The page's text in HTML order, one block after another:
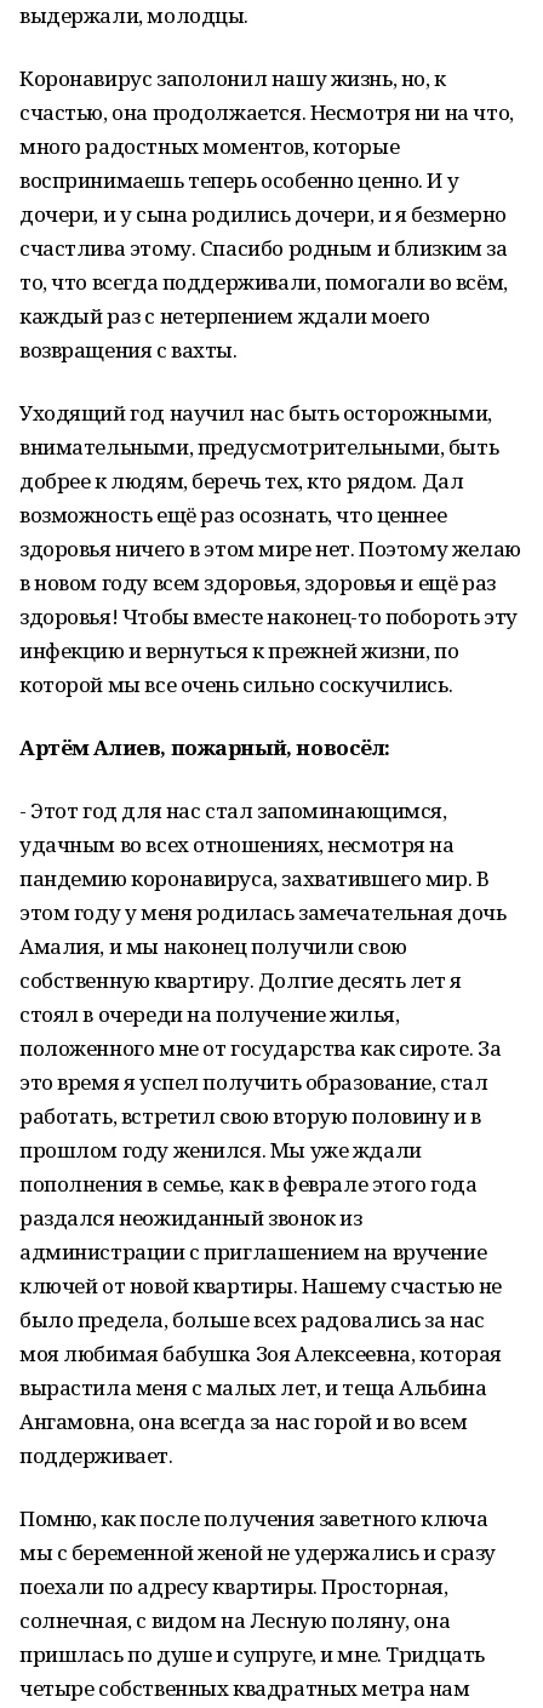
выдержали, молодцы.
Коронавирус заполонил нашу жизнь, но, к
счастью, она продолжается. Несмотря ни на что,
много радостных моментов, которые
воспринимаешь теперь особенно ценно. И у
дочери, и у сына родились дочери, и я безмерно
счастлива этому. Спасибо родным и близким за
то, что всегда поддерживали, помогали во всём,
каждый раз с нетерпением ждали моего
возвращения с вахты.
Уходящий год научил нас быть осторожными,
внимательными, предусмотрительными, быть
добрее к людям, беречь тех, кто рядом. Дал
возможность ещё раз осознать, что ценнее
здоровья ничего в этом мире нет. Поэтому желаю
в новом году всем здоровья, здоровья и ещё раз
здоровья! Чтобы вместе наконец-то побороть эту
инфекцию и вернуться к прежней жизни, по
которой мы все очень сильно соскучились.
Артём Алиев, пожарный, новосёл:
- Этот год для нас стал запоминающимся,
удачным во всех отношениях, несмотря на
пандемию коронавируса, захватившего мир. В
этом году у меня родилась замечательная дочь
Амалия, и мы наконец получили свою
собственную квартиру. Долгие десять лет я
стоял в очереди на получение жилья,
положенного мне от государства как сироте. За
это время я успел получить образование, стал
работать, встретил свою вторую половину и в
прошлом году женился. Мы уже ждали
пополнения в семье, как в феврале этого года
раздался неожиданный звонок из
администрации с приглашением на вручение
ключей от новой квартиры. Нашему счастью не
было предела, больше всех радовались за нас
моя любимая бабушка Зоя Алексеевна, которая
вырастила меня с малых лет, и теща Альбина
Ангамовна, она всегда за нас горой и во всем
поддерживает.
Помню, как после получения заветного ключа
мы с беременной женой не удержались и сразу
поехали по адресу квартиры. Просторная,
солнечная, с видом на Лесную поляну, она
пришлась по душе и супруге, и мне. Тридцать
четыре собственных квадратных метра нам